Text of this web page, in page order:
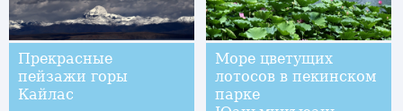
Прекрасные
пейзажи горы
Кайлас
Море цветущих
лотосов в пекинском
парке